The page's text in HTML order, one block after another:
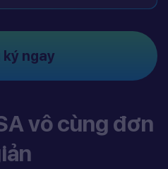
ngay
vô cùng đơn